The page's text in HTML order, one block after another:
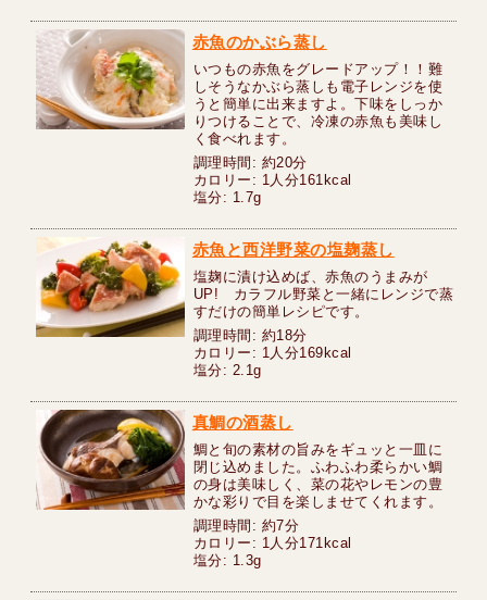
赤魚のかぶら蒸し
いつもの赤魚をグレードアップ！！難
しそうなかぶら蒸しも電子レンジを使
うと簡単に出来ますよ。下味をしっか
りつけることで、冷凍の赤魚も美味し
く食べれます。
調理時間: 約20分
カロリー: 1人分161kcal
塩分: 1.7g
赤魚と西洋野菜の塩麹蒸し
塩麹に漬け込めば、赤魚のうまみが
UP! カラフル野菜と一緒にレンジで蒸
すだけの簡単レシピです。
調理時間: 約18分
カロリー: 1人分169kcal
塩分: 2.1g
真鯛の酒蒸し
鯛と旬の素材の旨みをギュッと一皿に
閉じ込めました。ふわふわ柔らかい鯛
の身は美味しく、菜の花やレモンの豊
かな彩りで目を楽しませてくれます。
調理時間: 約7分
カロリー: 1人分171kcal
塩分: 1.3g